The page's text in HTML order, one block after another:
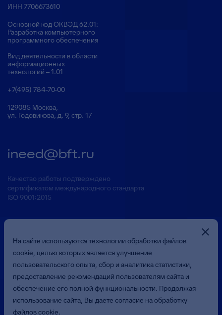
ИНН 7706673610
Основной код ОКВЭД 62.01:
Разработка компьютерного
программного обеспечения
Вид деятельности в области
информационных
технологий – 1.01
+7(495) 784-70-00
129085 Москва,
ул. Годовикова, д. 9, стр. 17
ineed@bft.ru
Качество работы подтверждено
сертификатом международного стандарта
ISO 9001:2015
Презентация о Компании
На сайте используются технологии обработки файлов
cookie, целью которых является улучшение
пользовательского опыта, сбор и аналитика статистики,
предоставление рекомендаций пользователям сайта и
обеспечение его полной функциональности. Продолжая
использование сайта, Вы даете согласие на обработку
файлов cookie.